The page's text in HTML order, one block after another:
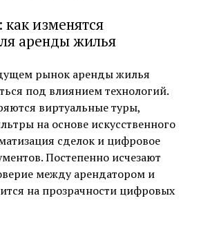
изменятся
аренды жилья
рынок аренды жилья
под влиянием технологий.
виртуальные туры,
на основе искусственного
сделок и цифровое
Постепенно исчезают
между арендатором и
на прозрачности цифровых